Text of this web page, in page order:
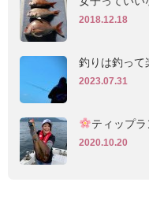
2018.12.18
釣りは釣って
2023.07.31
ティップラ
2020.10.20